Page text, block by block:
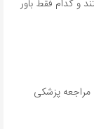
و کدام فقط باور
مراجعه پزشکی